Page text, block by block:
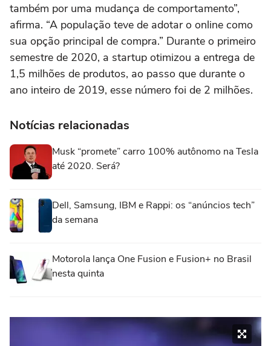
também por uma mudança de comportamento”,
afirma. “A população teve de adotar o online como
sua opção principal de compra.” Durante o primeiro
semestre de 2020, a startup otimizou a entrega de
1,5 milhões de produtos, ao passo que durante o
ano inteiro de 2019, esse número foi de 2 milhões.
Notícias relacionadas
Musk “promete” carro 100% autônomo na Tesla
até 2020. Será?
Dell, Samsung, IBM e Rappi: os “anúncios tech”
da semana
Motorola lança One Fusion e Fusion+ no Brasil
nesta quinta